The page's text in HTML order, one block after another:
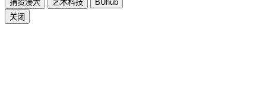
捐资浸大 艺术科技
BUhub
关闭